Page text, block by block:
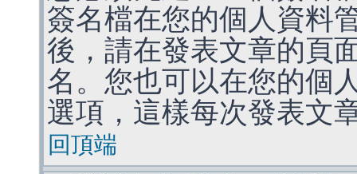
簽名檔在您的個人資料
後，請在發表文章的頁
名。您也可以在您的個
選項，這樣每次發表文
回頂端